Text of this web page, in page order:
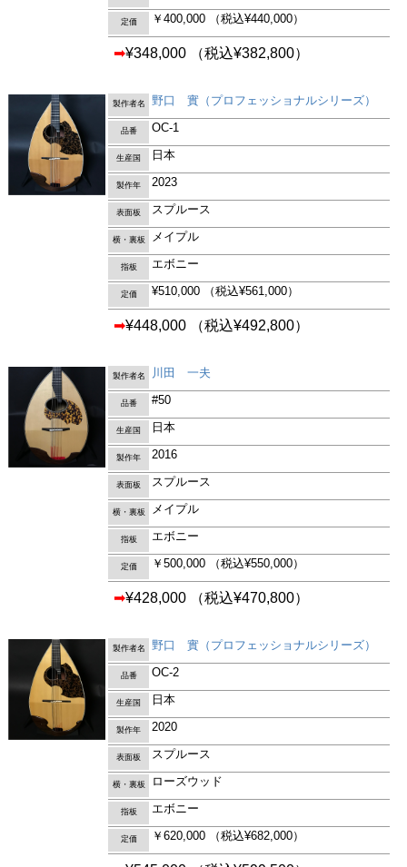
定価 ￥400,000 （税込¥440,000）
➡¥348,000 （税込¥382,800）
製作者名 野口 實（プロフェッショナルシリーズ）
品番 OC-1
生産国 日本
製作年 2023
表面板 スプルース
横・裏板 メイプル
指板 エボニー
定価 ¥510,000 （税込¥561,000）
➡¥448,000 （税込¥492,800）
製作者名 川田 一夫
品番 #50
生産国 日本
製作年 2016
表面板 スプルース
横・裏板 メイプル
指板 エボニー
定価 ￥500,000 （税込¥550,000）
➡¥428,000 （税込¥470,800）
製作者名 野口 實（プロフェッショナルシリーズ）
品番 OC-2
生産国 日本
製作年 2020
表面板 スプルース
横・裏板 ローズウッド
指板 エボニー
定価 ￥620,000 （税込¥682,000）